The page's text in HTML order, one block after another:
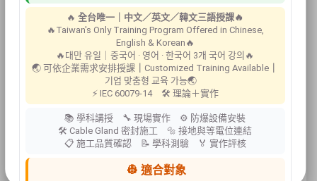
🔥全台唯一｜中文／英文／韓文三語授課🔥
🔥Taiwan's Only Training Program Offered in Chinese,
English & Korean🔥
🔥대만 유일｜중국어 · 영어 · 한국어 3개 국어 강의🔥
🌏 可依企業需求安排授課
Customized Training Available
기업 맞춤형 교육 가능🌏
⚡ IEC 60079-14 🛠 理論＋實作
📚 學科講授 🔧 現場實作 ⚙ 防爆設備安裝
🛠 Cable Gland 密封施工 🔩 接地與等電位連結
📋 施工品質確認 📝 學科測驗 🏅 實作評核
👷 適合對象